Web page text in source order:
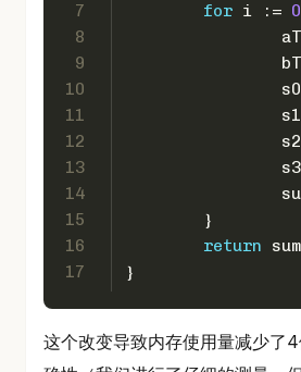
7
8
9
10
11
12
13
14
15
16
17
for i := 0
	}
return sum
}
这个改变导致内存使用量减少了